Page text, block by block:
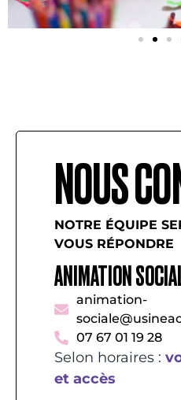
NOUS
NOTRE ÉQUIPE
VOUS RÉPONDRE
ANIMATION
animation-
07 67 01 19 28
Selon horaires :
et accès